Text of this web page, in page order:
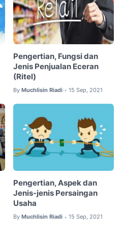
Pengertian, Fungsi dan
Jenis Penjualan Eceran
(Ritel)
By Muchlisin Riadi • 15 Sep, 2021
Pengertian, Aspek dan
Jenis-jenis Persaingan
Usaha
By Muchlisin Riadi • 15 Sep, 2021